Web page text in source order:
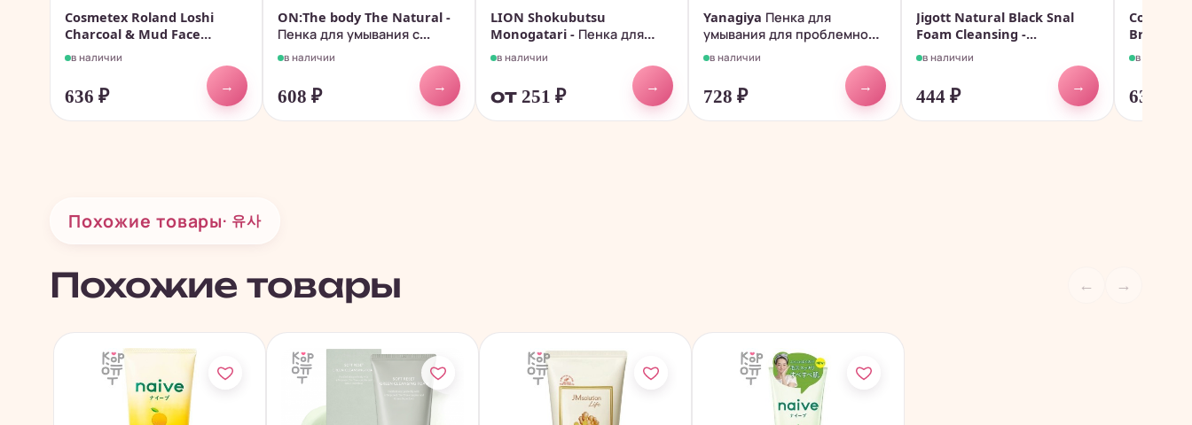
Cosmetex Roland Loshi
Charcoal & Mud Face
Wash...
в наличии
636 ₽
→
ON:The body The Natural -
Пенка для умывания с...
в наличии
608 ₽
→
LION Shokubutsu
Monogatari - Пенка для
умывания...
в наличии
от 251 ₽
→
Yanagiya Пенка для
умывания для проблемной
кожи 140гр.
в наличии
728 ₽
→
Jigott Natural Black Snal
Foam Cleansing -...
в наличии
444 ₽
→
Brain
в наличии
636
Похожие товары· 유사
Похожие товары ← →